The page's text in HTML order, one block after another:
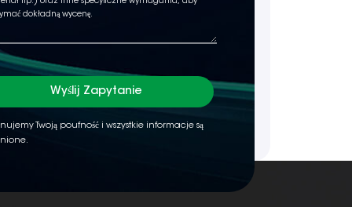
Wyślij Zapytanie
Twoją poufność i wszystkie informacje są